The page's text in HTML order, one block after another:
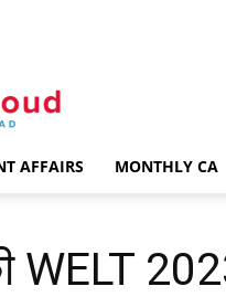
AFFAIRS MONTHLY CA
WELT